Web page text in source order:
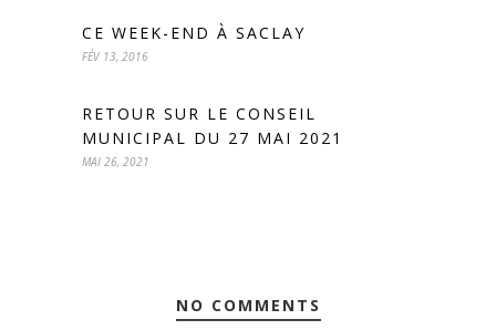
CE WEEK-END À SACLAY
FÉV 13, 2016
RETOUR SUR LE CONSEIL
MUNICIPAL DU 27 MAI 2021
MAI 26, 2021
NO COMMENTS